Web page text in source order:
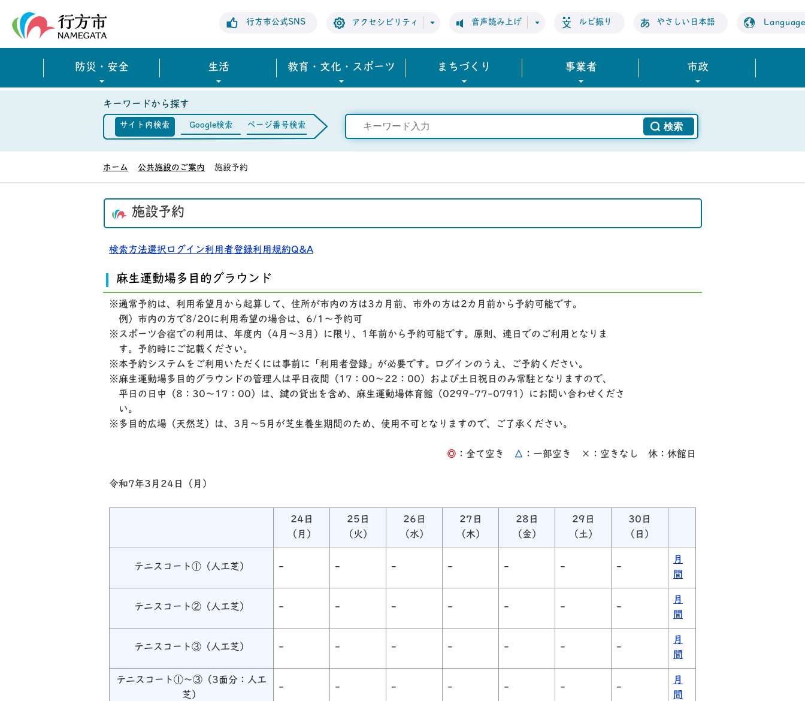
行方市公式SNS アクセシビリティ 音声読み上げ ルビ振り やさしい日本語 Language
防災・安全 生活 教育・文化・スポーツ まちづくり 事業者 市政
キーワードから探す
サイト内検索 Google検索 ページ番号検索
ホーム 公共施設のご案内 施設予約
施設予約
検索方法選択ログイン利用者登録利用規約Q&A
麻生運動場多目的グラウンド
※通常予約は、利用希望月から起算して、住所が市内の方は3カ月前、市外の方は2カ月前から予約可能です。
例）市内の方で8/20に利用希望の場合は、6/1～予約可
※スポーツ合宿での利用は、年度内（4月～3月）に限り、1年前から予約可能です。原則、連日でのご利用となりま
す。予約時にご記載ください。
※本予約システムをご利用いただくには事前に「利用者登録」が必要です。ログインのうえ、ご予約ください。
※麻生運動場多目的グラウンドの管理人は平日夜間（17：00～22：00）および土日祝日のみ常駐となりますので、
平日の日中（8：30～17：00）は、鍵の貸出を含め、麻生運動場体育館（0299-77-0791）にお問い合わせくださ
い。
※多目的広場（天然芝）は、3月～5月が芝生養生期間のため、使用不可となりますので、ご了承ください。
◎ ：全て空き △ ：一部空き ×：空きなし 休：休館日
令和7年3月24日（月）
24日
（月）
25日
（火）
26日
（水）
27日
（木）
28日
（金）
29日
（土）
30日
（日）
テニスコート①（人工芝） - - - - - - -
月
間
テニスコート②（人工芝） - - - - - - -
月
間
テニスコート③（人工芝） - - - - - - -
月
間
テニスコート①～③（3面分：人工
芝）
- - - - - - -
月
間